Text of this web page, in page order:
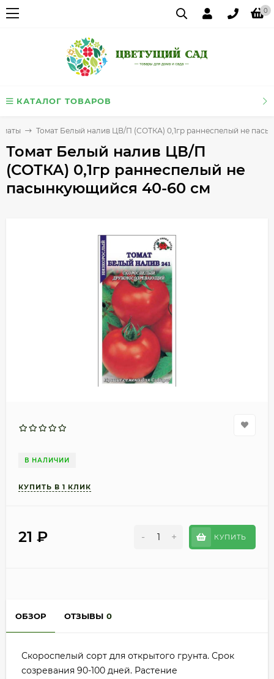
0
КАТАЛОГ ТОВАРОВ
Томат Белый налив ЦВ/П (СОТКА) 0,1гр раннеспелый не
Томат Белый налив ЦВ/П
(СОТКА) 0,1гр раннеспелый не
пасынкующийся 40-60 см
В НАЛИЧИИ
21 ₽ - + КУПИТЬ
ОБЗОР ОТЗЫВЫ 0
Скороспелый сорт для открытого грунта. Срок
созревания 90-100 дней. Растение